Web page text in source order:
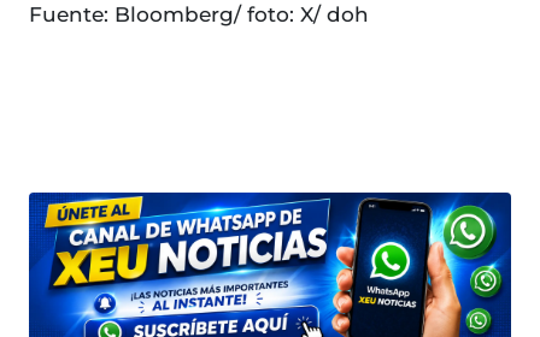
Fuente: Bloomberg/ foto: X/ doh